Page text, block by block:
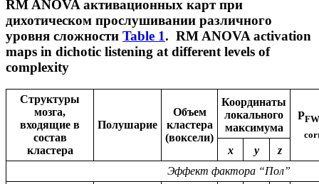
RM ANOVA активационных карт при
дихотическом прослушивании различного
уровня сложности Table 1. RM ANOVA activation
maps in dichotic listening at different levels of
complexity
Структуры
мозга,
входящие в
состав
кластера
Полушарие
Объем
кластера
(воксели)
Координаты
локального
максимума
P
x y
z
Эффект фактора “Пол”